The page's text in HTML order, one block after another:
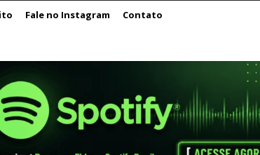
Fale no Instagram Contato